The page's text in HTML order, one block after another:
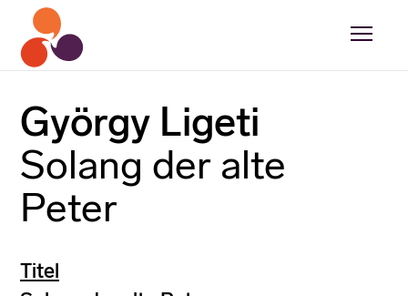
György Ligeti
Solang der alte
Peter
Titel